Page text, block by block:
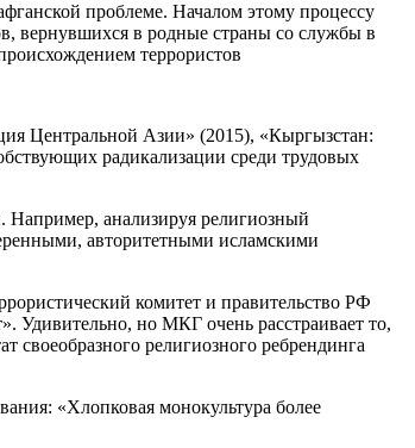
проблеме. Началом этому процессу
вернувшихся в родные страны со службы в
террористов
Центральной Азии» (2015), «Кыргызстан:
радикализации среди трудовых
Например, анализируя религиозный
авторитетными исламскими
комитет и правительство РФ
Удивительно, но МКГ очень расстраивает то,
своеобразного религиозного ребрендинга
«Хлопковая монокультура более